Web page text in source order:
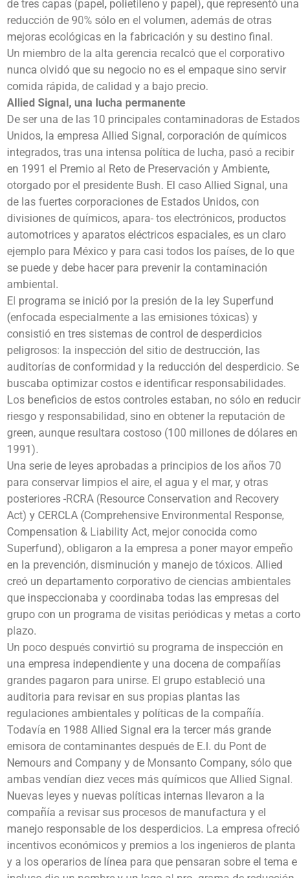
de tres capas (papel, polietileno y papel), que representó una
reducción de 90% sólo en el volumen, además de otras
mejoras ecológicas en la fabricación y su destino final.
Un miembro de la alta gerencia recalcó que el corporativo
nunca olvidó que su negocio no es el empaque sino servir
comida rápida, de calidad y a bajo precio.
Allied Signal, una lucha permanente
De ser una de las 10 principales contaminadoras de Estados
Unidos, la empresa Allied Signal, corporación de químicos
integrados, tras una intensa política de lucha, pasó a recibir
en 1991 el Premio al Reto de Preservación y Ambiente,
otorgado por el presidente Bush. El caso Allied Signal, una
de las fuertes corporaciones de Estados Unidos, con
divisiones de químicos, apara- tos electrónicos, productos
automotrices y aparatos eléctricos espaciales, es un claro
ejemplo para México y para casi todos los países, de lo que
se puede y debe hacer para prevenir la contaminación
ambiental.
El programa se inició por la presión de la ley Superfund
(enfocada especialmente a las emisiones tóxicas) y
consistió en tres sistemas de control de desperdicios
peligrosos: la inspección del sitio de destrucción, las
auditorías de conformidad y la reducción del desperdicio. Se
buscaba optimizar costos e identificar responsabilidades.
Los beneficios de estos controles estaban, no sólo en reducir
riesgo y responsabilidad, sino en obtener la reputación de
green, aunque resultara costoso (100 millones de dólares en
1991).
Una serie de leyes aprobadas a principios de los años 70
para conservar limpios el aire, el agua y el mar, y otras
posteriores -RCRA (Resource Conservation and Recovery
Act) y CERCLA (Comprehensive Environmental Response,
Compensation & Liability Act, mejor conocida como
Superfund), obligaron a la empresa a poner mayor empeño
en la prevención, disminución y manejo de tóxicos. Allied
creó un departamento corporativo de ciencias ambientales
que inspeccionaba y coordinaba todas las empresas del
grupo con un programa de visitas periódicas y metas a corto
plazo.
Un poco después convirtió su programa de inspección en
una empresa independiente y una docena de compañías
grandes pagaron para unirse. El grupo estableció una
auditoria para revisar en sus propias plantas las
regulaciones ambientales y políticas de la compañía.
Todavía en 1988 Allied Signal era la tercer más grande
emisora de contaminantes después de E.I. du Pont de
Nemours and Company y de Monsanto Company, sólo que
ambas vendían diez veces más químicos que Allied Signal.
Nuevas leyes y nuevas políticas internas llevaron a la
compañía a revisar sus procesos de manufactura y el
manejo responsable de los desperdicios. La empresa ofreció
incentivos económicos y premios a los ingenieros de planta
y a los operarios de línea para que pensaran sobre el tema e